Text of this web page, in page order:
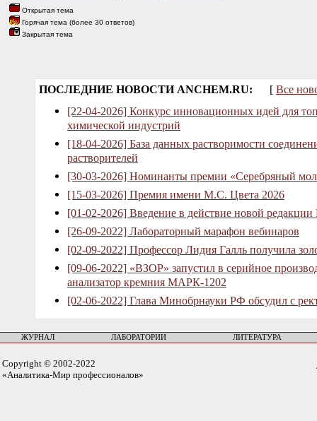
Открытая тема
Горячая тема (более 30 ответов)
Закрытая тема
ПОСЛЕДНИЕ НОВОСТИ ANCHEM.RU: [ Все
[22-04-2026] Конкурс инновационных идей для
химической индустрий
[18-04-2026] База данных растворимости
растворителей
[30-03-2026] Номинанты премии «Серебряный
[15-03-2026] Премия имени М.С. Цвета 2026
[01-02-2026] Введение в действие новой
[26-09-2022] Лабораторный марафон вебинаров
[02-09-2022] Профессор Лидия Галль получила
[09-06-2022] «ВЗОР» запустил в серийное
анализатор кремния МАРК-1202
[02-06-2022] Глава Минобрнауки РФ обсудил с
ЖУРНАЛ ЛАБОРАТОРИИ ЛИТЕРАТУРА
Copyright © 2002-2022
«Аналитика-Мир профессионалов»